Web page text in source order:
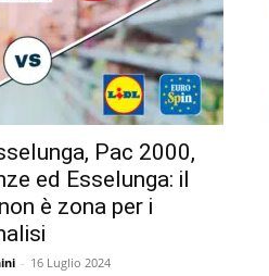
Pac 2000,
ed Esselunga: il
è zona per i
- 16 Luglio 2024